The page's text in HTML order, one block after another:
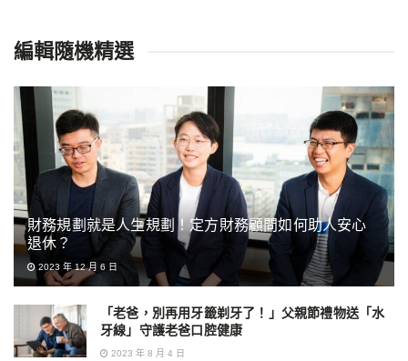
編輯隨機精選
財務規劃就是人生規劃！定方財務顧問如何助人安心
退休？
2023 年 12 月 6 日
「老爸，別再用牙籤剃牙了！」父親節禮物送「水
牙線」守護老爸口腔健康
2023 年 8 月 4 日